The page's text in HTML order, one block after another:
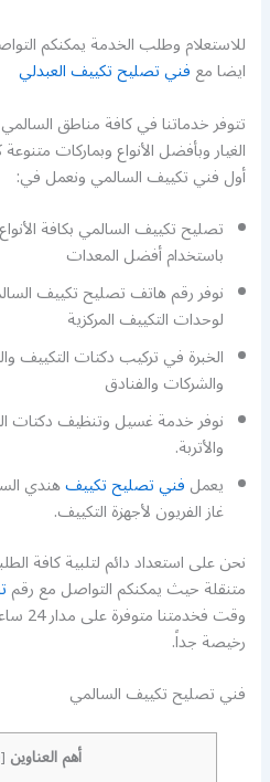
للاستعلام وطلب الخدمة يمكنكم
ايضا معفني تصليح تكييف العبدلي
تتوفر خدماتنا في كافة مناطق
الغيار وبأفضل الأنواع وبماركات
أول فني تكييف السالمي ونعمل في:
تصليح تكييف السالمي بكافة
باستخدام أفضل المعدات
نوفر رقم هاتف تصليح تكييف
لوحدات التكييف المركزية
الخبرة في تركيب دكتات التكييف
والشركات والفنادق
نوفر خدمة غسيل وتنظيف دكتات
والأتربة.
يعملفني تصليح تكييفهندي
غاز الفريون لأجهزة التكييف.
نحن على استعداد دائم لتلبية كافة
متنقلة حيث يمكنكم التواصل مع رقم
وقت
رخيصة جداً.
فني تصليح تكييف السالمي
أهم العناوين [